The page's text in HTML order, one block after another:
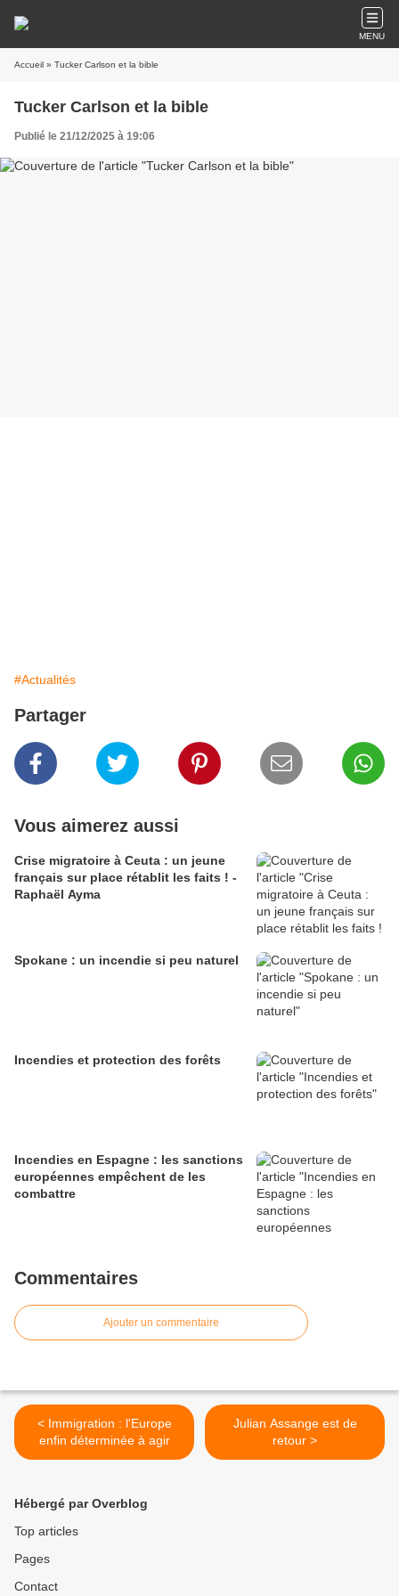
MENU
Accueil » Tucker Carlson et la bible
Tucker Carlson et la bible
Publié le 21/12/2025 à 19:06
#Actualités
Partager
Vous aimerez aussi
Crise migratoire à Ceuta : un jeune
français sur place rétablit les faits ! -
Raphaël Ayma
Spokane : un incendie si peu naturel
Incendies et protection des forêts
Incendies en Espagne : les sanctions
européennes empêchent de les
combattre
Commentaires
Ajouter un commentaire
< Immigration : l'Europe
enfin déterminée à agir
Julian Assange est de
retour >
Hébergé par Overblog
Top articles
Pages
Contact